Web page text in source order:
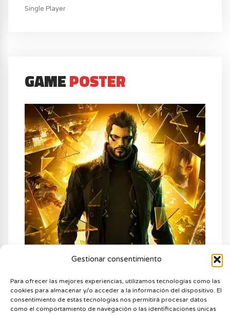
Gestionar consentimiento
Para ofrecer las mejores experiencias, utilizamos tecnologías como las
cookies para almacenar y/o acceder a la información del dispositivo. El
consentimiento de estas tecnologías nos permitirá procesar datos
como el comportamiento de navegación o las identificaciones únicas
Single Player
GAMEPOSTER